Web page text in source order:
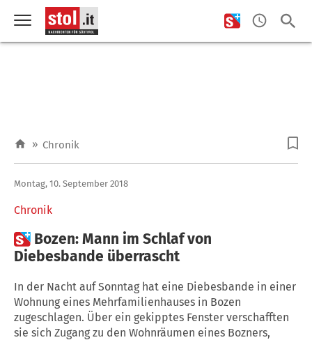
» Chronik
Chronik
Montag, 10. September 2018
 Bozen: Mann im Schlaf von
Diebesbande überrascht
In der Nacht auf Sonntag hat eine Diebesbande in einer
Wohnung eines Mehrfamilienhauses in Bozen
zugeschlagen. Über ein gekipptes Fenster verschafften
sie sich Zugang zu den Wohnräumen eines Bozners,